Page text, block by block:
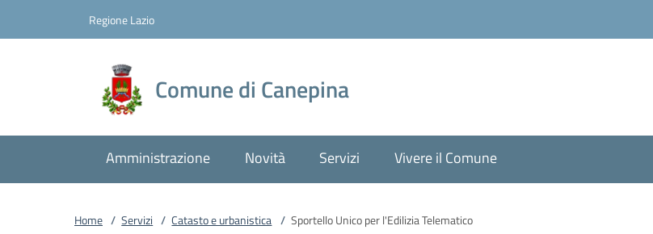
Regione Lazio
Comune di Canepina
Amministrazione Novità Servizi Vivere il Comune
Home / Servizi / Catasto e urbanistica / Sportello Unico per l'Edilizia Telematico